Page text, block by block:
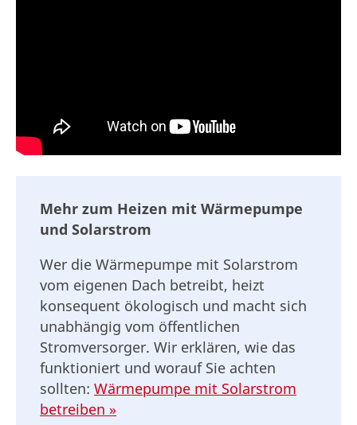
Mehr zum Heizen mit Wärmepumpe
und Solarstrom
Wer die Wärmepumpe mit Solarstrom
vom eigenen Dach betreibt, heizt
konsequent ökologisch und macht sich
unabhängig vom öffentlichen
Stromversorger. Wir erklären, wie das
funktioniert und worauf Sie achten
sollten: Wärmepumpe mit Solarstrom
betreiben »